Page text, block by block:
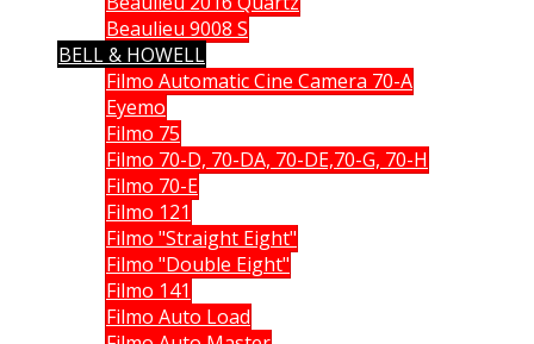
Beaulieu 9008 S
BELL & HOWELL
Filmo Automatic Cine Camera 70-A
Eyemo
Filmo 75
Filmo 70-D, 70-DA, 70-DE,70-G, 70-H
Filmo 70-E
Filmo 121
Filmo "Straight Eight"
Filmo "Double Eight"
Filmo 141
Filmo Auto Load